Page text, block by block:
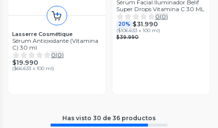
Lasserre Cosmétique
Sérum Antioxidante (Vitamina
C) 30 ml
0(0)
$19.990
($66.633 x 100 ml)
Sérum Facial Iluminador Belif
Super Drops Vitamina C 30 ML
0(0)
20% $31.990
($106.633 x 100 ml)
$39.990
Has visto 30 de 36 productos